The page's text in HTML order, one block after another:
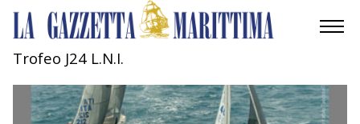
AMBIENTE
MOBILITÀ
Trofeo J24 L.N.I.